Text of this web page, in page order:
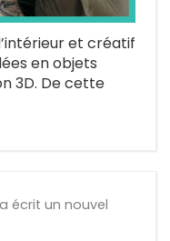
et créatif
en objets
3D. De cette
a écrit un nouvel